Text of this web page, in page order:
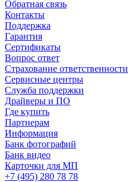
Обратная связь
Контакты
Поддержка
Гарантия
Сертификаты
Вопрос ответ
Страхование ответственности
Сервисные центры
Служба поддержки
Драйверы и ПО
Где купить
Партнерам
Информация
Банк фотографий
Банк видео
Карточки для МП
+7 (495) 280 78 78